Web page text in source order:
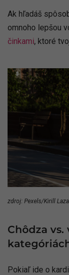
Ak hľadáš
omnoho lepšou
činkami, ktoré
zdroj: Pexels/Kirill
Chôdza
Pokiaľ ide o